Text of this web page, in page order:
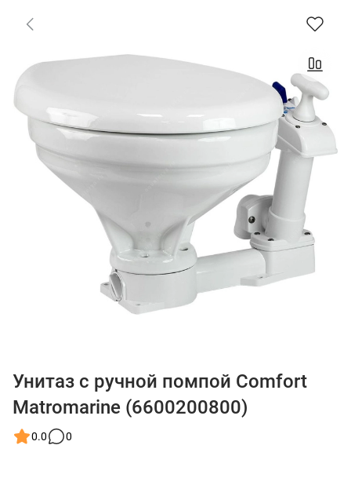
Унитаз с ручной помпой Comfort
Matromarine (6600200800)
0.0 0